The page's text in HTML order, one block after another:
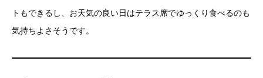
トもできるし、お天気の良い日はテラス席でゆっくり食べるのも
気持ちよさそうです。